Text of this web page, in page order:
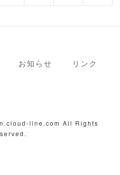
お知らせ リンク
line.com All Rights